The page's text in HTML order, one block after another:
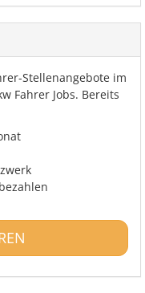
Stellenangebote im
Fahrer Jobs. Bereits